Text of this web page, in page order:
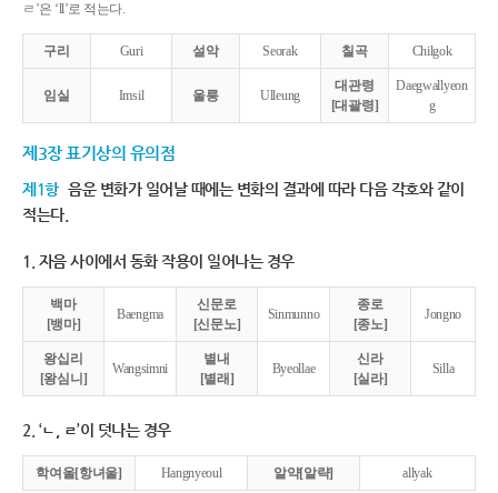
ㄹ’은 ‘ll’로 적는다.
구리 Guri 설악 Seorak 칠곡 Chilgok
임실 Imsil 울릉 Ulleung
대관령
[대괄령]
Daegwallyeon
g
제3장 표기상의 유의점
제1항 음운 변화가 일어날 때에는 변화의 결과에 따라 다음 각호와 같이
적는다.
1. 자음 사이에서 동화 작용이 일어나는 경우
백마
[뱅마]
Baengma
신문로
[신문노]
Sinmunno
종로
[종노]
Jongno
왕십리
[왕심니]
Wangsimni
별내
[별래]
Byeollae
신라
[실라]
Silla
2. ‘ㄴ, ㄹ’이 덧나는 경우
학여울[항녀울] Hangnyeoul 알약[알략] allyak